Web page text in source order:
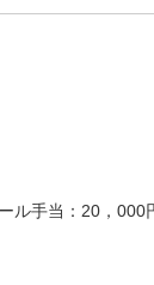
ル手当：20，000